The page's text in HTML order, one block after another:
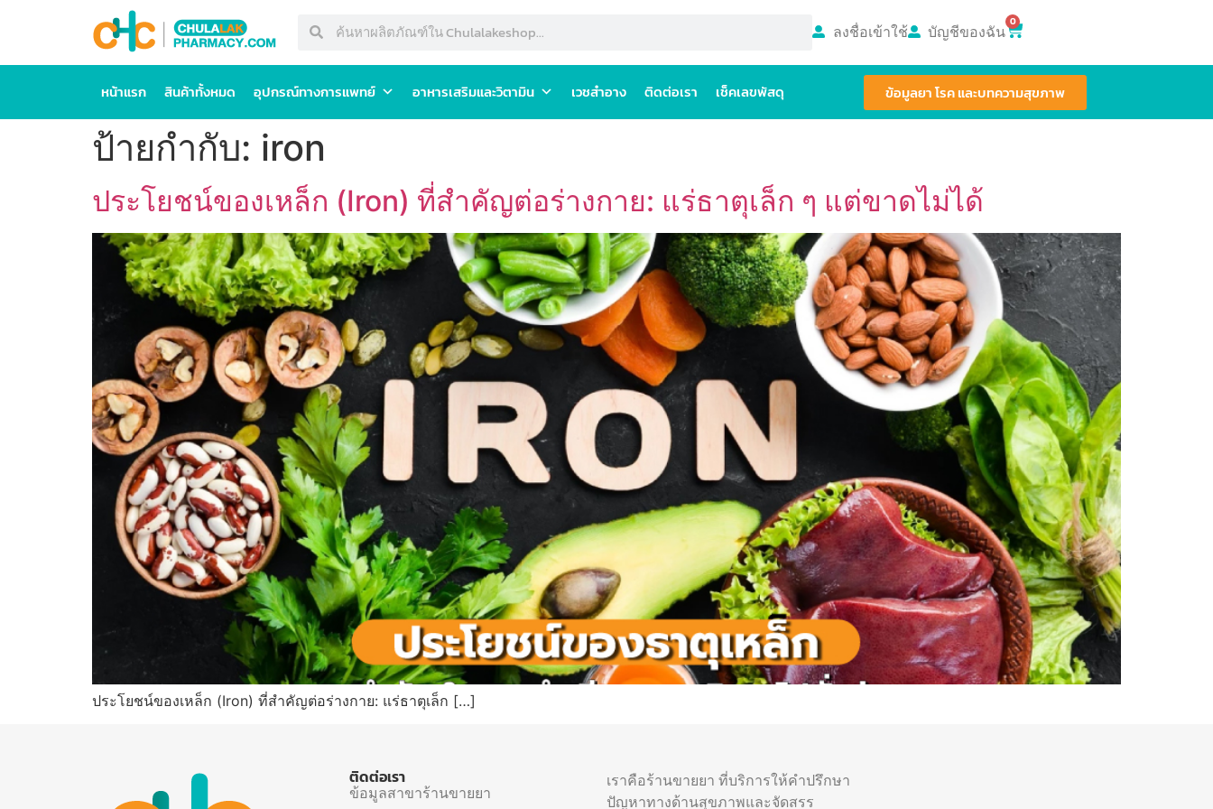
ลงชื่อเข้าใช้ บัญชีของฉัน 0
หน้าแรก สินค้าทั้งหมด อุปกรณ์ทางการแพทย์ อาหารเสริมและวิตามิน เวชสำอาง ติดต่อเรา เช็คเลขพัสดุ ข้อมูลยา โรค และบทความสุขภาพ
ป้ายกำกับ: iron
ประโยชน์ของเหล็ก (Iron) ที่สำคัญต่อร่างกาย: แร่ธาตุเล็ก ๆ แต่ขาดไม่ได้
ประโยชน์ของเหล็ก (Iron) ที่สำคัญต่อร่างกาย: แร่ธาตุเล็ก […]
ติดต่อเรา
ข้อมูลสาขาร้านขายยา
เราคือร้านขายยา ที่บริการให้คำปรึกษา
ปัญหาทางด้านสุขภาพและจัดสรร